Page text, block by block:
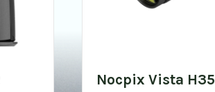
Nocpix Vista H35